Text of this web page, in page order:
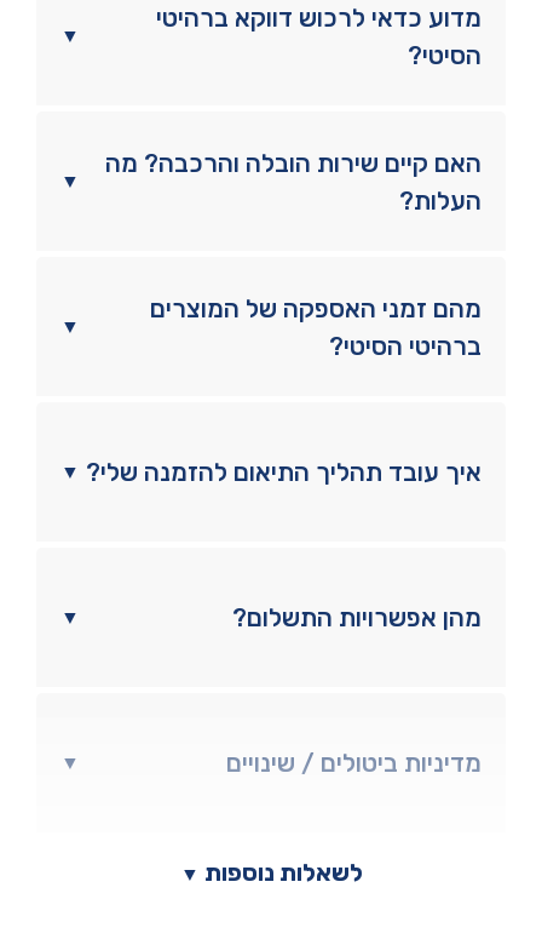
▼
מדוע כדאי לרכוש דווקא ברהיטי
הסיטי?
▼
האם קיים שירות הובלה והרכבה? מה
העלות?
▼
מהם זמני האספקה של המוצרים
ברהיטי הסיטי?
▼ איך עובד תהליך התיאום להזמנה שלי?
▼ מהן אפשרויות התשלום?
▼ מדיניות ביטולים / שינויים
▼ לשאלות נוספות